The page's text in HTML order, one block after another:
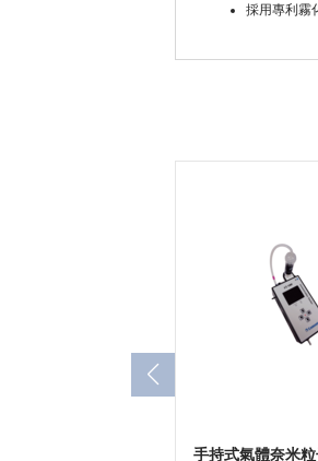
採用專利霧
手持式氣體奈米